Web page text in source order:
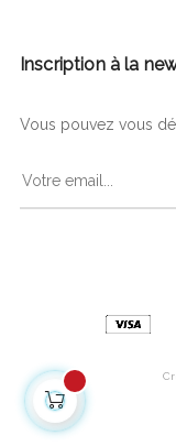
Inscription à la
Vous pouvez vous